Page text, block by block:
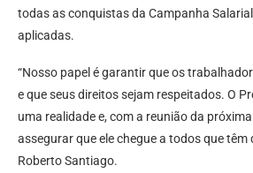
todas as conquistas da Campanha
aplicadas.
“Nosso papel é garantir que os
e que seus direitos sejam respeitados. O
uma realidade e, com a reunião da
assegurar que ele chegue a todos que têm
Roberto Santiago.